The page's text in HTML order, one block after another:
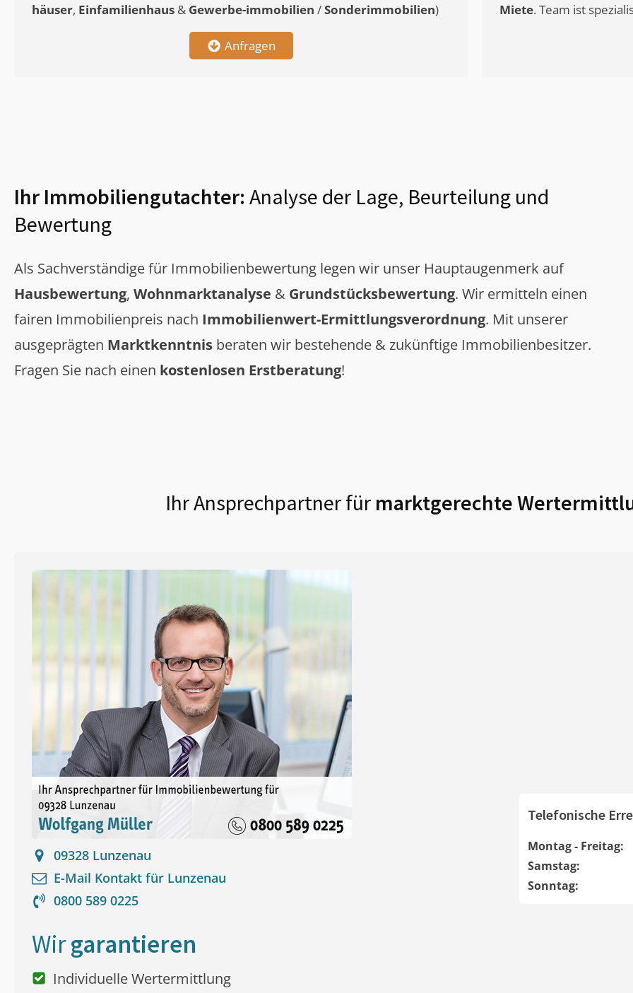
häuser, Einfamilienhaus & Gewerbe-immobilien /Sonderimmobilien)
Anfragen
Miete. Team ist
Ihr Immobiliengutachter: Analyse der Lage, Beurteilung und
Bewertung
Als Sachverständige für Immobilienbewertung legen wir unser Hauptaugenmerk auf
Hausbewertung, Wohnmarktanalyse & Grundstücksbewertung. Wir ermitteln einen
fairen Immobilienpreis nach Immobilienwert-Ermittlungsverordnung. Mit unserer
ausgeprägten Marktkenntnis beraten wir bestehende & zukünftige Immobilienbesitzer.
Fragen Sie nach einen kostenlosen Erstberatung!
Ihr Ansprechpartner fürmarktgerechte
09328 Lunzenau
E-Mail Kontakt für Lunzenau
0800 589 0225
Telefonische
Montag - Freitag:
Samstag:
Sonntag:
Wirgarantieren
Individuelle Wertermittlung